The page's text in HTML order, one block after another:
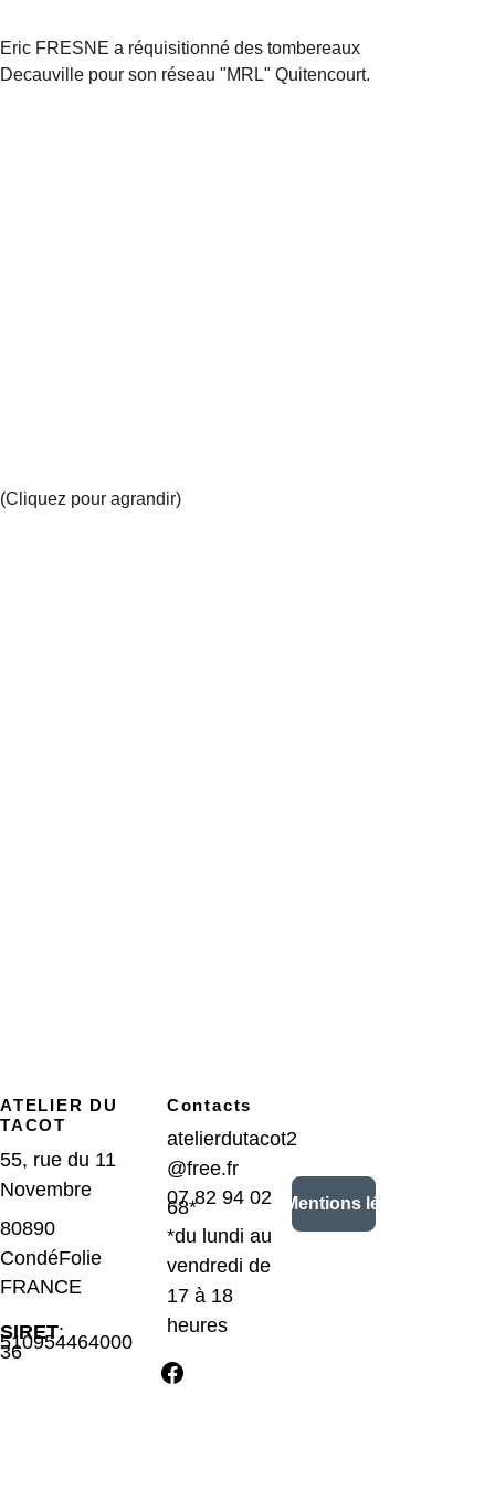
Eric FRESNE a réquisitionné des tombereaux
Decauville pour son réseau "MRL" Quitencourt.
(Cliquez pour agrandir)
ATELIER DU
TACOT
55, rue du 11
Novembre
80890
CondéFolie
FRANCE
SIRET:
510954464000
36
Contacts
atelierdutacot2
@free.fr
07 82 94 02
68*
*du lundi au
vendredi de
17 à 18
heures
CGV/Mentions légales